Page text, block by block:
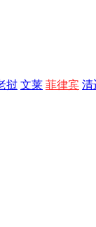
挝 文莱 菲律宾 清